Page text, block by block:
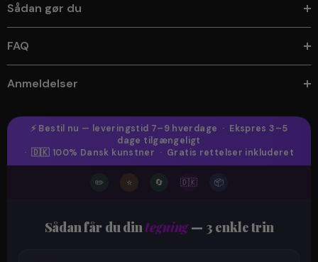
Sådan gør du
FAQ
Anmeldelser
⚡ Bestil nu — leveringstid 7–9 hverdage · Ekspres 3–5
dage tilgængeligt
· 🇩🇰 100% Dansk kunstner · Gratis rettelser inkluderet
✏️ ⭐ 🔄 🇩🇰 📦
Sådan får du dintegning— 3 enkle trin